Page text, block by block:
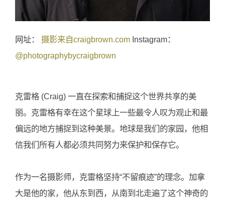
网址： 摄影来自craigbrown.com Instagram：
@photographybycraigbrown
克雷格 (Craig) 一直在探索和捕捉这个世界共享的美
丽。克雷格有幸在这个星球上一些最令人叹为观止和最
偏远的地方捕捉到这种美景。地球是我们的家园，他相
信我们所有人都必须共同努力来保护和保存它。
作为一名摄影师，克雷格坚持“不留痕迹”的理念。加拿
大是他的家，他从东到西，从南到北走遍了这个神奇的